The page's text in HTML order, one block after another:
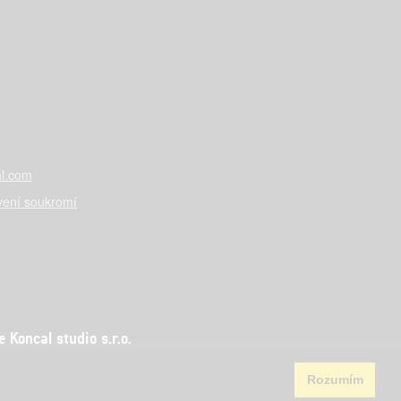
Rozumím
soukromí
studio s.r.o.